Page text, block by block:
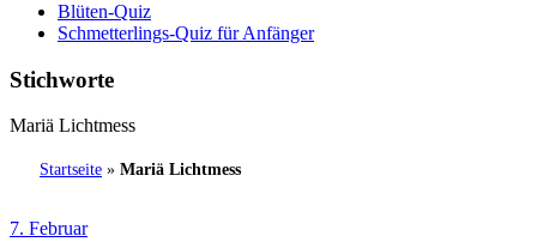
Blüten-Quiz
Schmetterlings-Quiz für Anfänger
Stichworte
Mariä Lichtmess
Startseite » Mariä Lichtmess
7. Februar